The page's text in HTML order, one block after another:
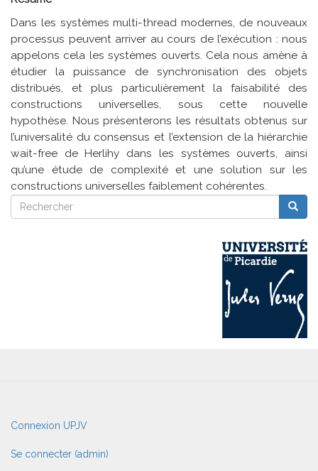
Dans les systèmes multi-thread modernes, de nouveaux
processus peuvent arriver au cours de l’exécution : nous
appelons cela les systèmes ouverts. Cela nous amène à
étudier la puissance de synchronisation des objets
distribués, et plus particulièrement la faisabilité des
constructions universelles, sous cette nouvelle
hypothèse. Nous présenterons les résultats obtenus sur
l’universalité du consensus et l’extension de la hiérarchie
wait-free de Herlihy dans les systèmes ouverts, ainsi
qu’une étude de complexité et une solution sur les
constructions universelles faiblement cohérentes.
Rechercher
Rechercher
User
account
menu
Connexion UPJV
Se connecter (admin)